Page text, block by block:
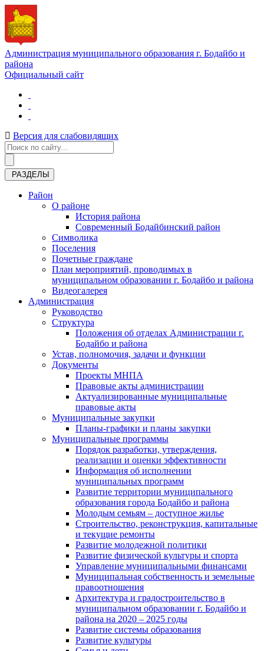
Администрация муниципального образования г. Бодайбо и
района
Официальный сайт
Версия для слабовидящих
РАЗДЕЛЫ
Район
О районе
История района
Современный Бодайбинский район
Символика
Поселения
Почетные граждане
План мероприятий, проводимых в
муниципальном образовании г. Бодайбо и района
Видеогалерея
Администрация
Руководство
Структура
Положения об отделах Администрации г.
Бодайбо и района
Устав, полномочия, задачи и функции
Документы
Проекты МНПА
Правовые акты администрации
Актуализированные муниципальные
правовые акты
Муниципальные закупки
Планы-графики и планы закупки
Муниципальные программы
Порядок разработки, утверждения,
реализации и оценки эффективности
Информация об исполнении
муниципальных программ
Развитие территории муниципального
образования города Бодайбо и района
Молодым семьям – доступное жилье
Строительство, реконструкция, капитальные
и текущие ремонты
Развитие молодежной политики
Развитие физической культуры и спорта
Управление муниципальными финансами
Муниципальная собственность и земельные
правоотношения
Архитектура и градостроительство в
муниципальном образовании г. Бодайбо и
района на 2020 – 2025 годы
Развитие системы образования
Развитие культуры